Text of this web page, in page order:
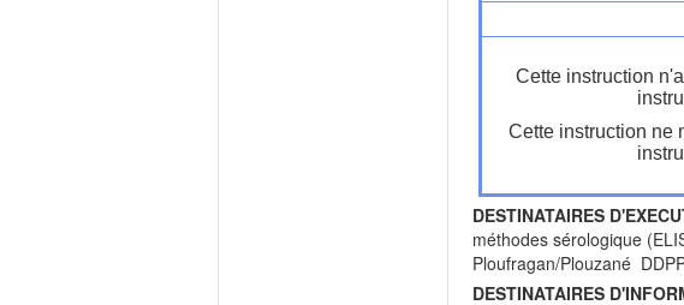
Cette instruction
Cette instruction ne
DESTINATAIRES
méthodes sérologique
Ploufragan/Plouzané
DESTINATAIRES